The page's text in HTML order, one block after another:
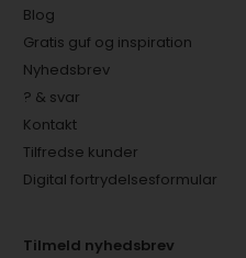
Blog
Gratis guf og inspiration
Nyhedsbrev
? & svar
Kontakt
Tilfredse kunder
Digital fortrydelsesformular
Tilmeld nyhedsbrev